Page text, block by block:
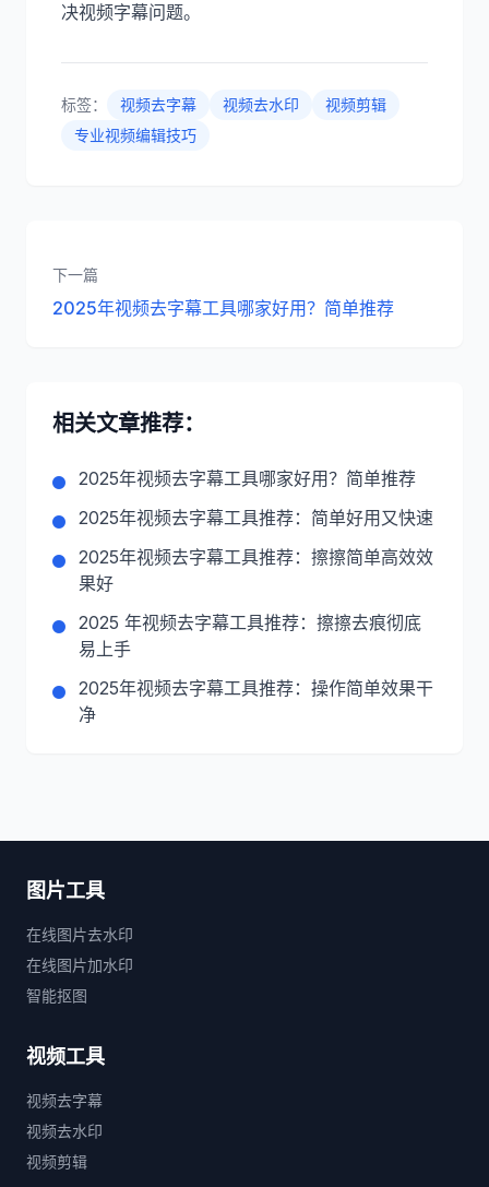
决视频字幕问题。
标签： 视频去字幕 视频去水印
视频剪辑
专业视频编辑技巧
下一篇
2025年视频去字幕工具哪家好用？简单推荐
相关文章推荐：
2025年视频去字幕工具哪家好用？简单推荐
2025年视频去字幕工具推荐：简单好用又快速
2025年视频去字幕工具推荐：擦擦简单高效效
果好
2025 年视频去字幕工具推荐：擦擦去痕彻底
易上手
2025年视频去字幕工具推荐：操作简单效果干
净
图片工具
在线图片去水印
在线图片加水印
智能抠图
视频工具
视频去字幕
视频去水印
视频剪辑